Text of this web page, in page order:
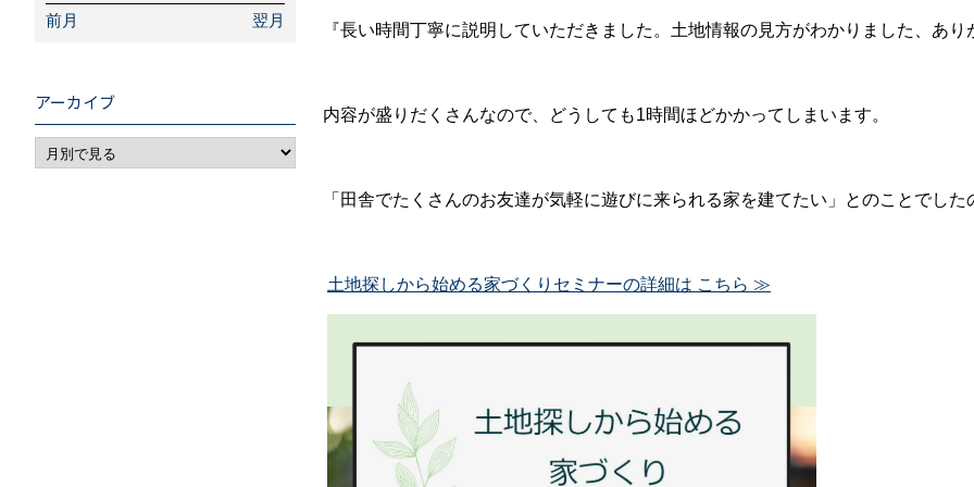
『長い時間丁寧に説明していただきました。土地情報の見方がわかりました、あ
内容が盛りだくさんなので、どうしても1時間ほどかかってしまいます。
「田舎でたくさんのお友達が気軽に遊びに来られる家を建てたい」とのことでし
土地探しから始める家づくりセミナーの詳細は こちら ≫
前月 翌月
アーカイブ